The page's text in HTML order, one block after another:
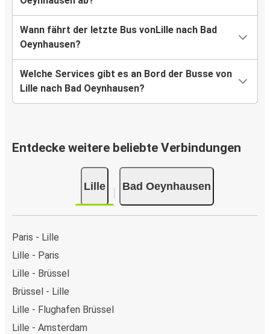
Wann fährt der letzte Bus vonLille nach Bad
Oeynhausen?
Welche Services gibt es an Bord der Busse von
Lille nach Bad Oeynhausen?
Entdecke weitere beliebte Verbindungen
Lille Bad Oeynhausen
Paris - Lille
Lille - Paris
Lille - Brüssel
Brüssel - Lille
Lille - Flughafen Brüssel
Lille - Amsterdam